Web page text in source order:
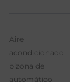
Aire
acondicionado
bizona de
automático